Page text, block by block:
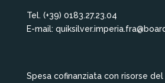
Tel. (+39) 0183.27.23.04
E-mail:
Spesa cofinanziata con risorse del